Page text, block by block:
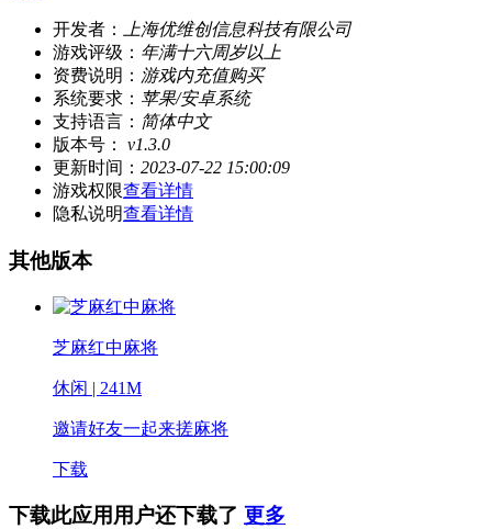
开发者：
上海优维创信息科技有限公司
游戏评级： 年满十六周岁以上
资费说明： 游戏内充值购买
系统要求： 苹果/安卓系统
支持语言： 简体中文
版本号：
v1.3.0
更新时间： 2023-07-22 15:00:09
游戏权限查看详情
隐私说明查看详情
其他版本
芝麻红中麻将
休闲 | 241M
邀请好友一起来搓麻将
下载
下载此应用用户还下载了 更多